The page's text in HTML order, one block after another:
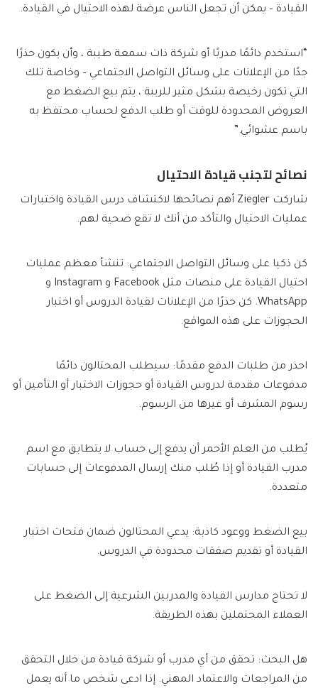
القيادة – يمكن أن تجعل الناس عرضة لهذه الاحتيال في القيادة.
“استخدم دائمًا مدربًا أو شركة ذات سمعة طيبة ، وأن يكون حذرًا
جدًا من الإعلانات على وسائل التواصل الاجتماعي – وخاصة تلك
التي تكون رخيصة بشكل مثير للريبة ، يتم بيع الضغط مع
العروض المحدودة للوقت أو طلب الدفع لحساب محتفظ به
باسم عشوائي.”
نصائح لتجنب قيادة الاحتيال
شاركت Ziegler أهم نصائحها لاكتشاف درس القيادة واختبارات
عمليات الاحتيال والتأكد من أنك لا تقع ضحية لهم.
كن ذكيا على وسائل التواصل الاجتماعي: تنشأ معظم عمليات
احتيال القيادة على منصات مثل Facebook و Instagram و
WhatsApp. كن حذرًا من الإعلانات لقيادة الدروس أو اختبار
الحجوزات على هذه المواقع.
احذر من طلبات الدفع مقدمًا: سيطلب المحتالون دائمًا
مدفوعات مقدمة لدروس القيادة أو حجوزات الاختبار أو التأمين أو
رسوم المشرف أو غيرها من الرسوم.
يُطلب من العلم الأحمر أن يدفع إلى حساب لا يتطابق مع اسم
مدرب القيادة أو إذا طُلب منك إرسال المدفوعات إلى حسابات
متعددة.
بيع الضغط ووعود كاذبة: يدعي المحتالون ضمان فتحات اختبار
القيادة أو تقديم صفقات محدودة في الدروس.
لا تحتاج مدارس القيادة والمدربين الشرعية إلى الضغط على
العملاء المحتملين بهذه الطريقة.
هل البحث: تحقق من أي مدرب أو شركة قيادة من خلال التحقق
من المراجعات والاعتماد المهني. إذا ادعى شخص ما أنه يعمل